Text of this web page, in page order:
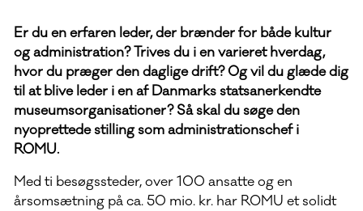
Er du en erfaren leder, der brænder for både kultur
og administration? Trives du i en varieret hverdag,
hvor du præger den daglige drift? Og vil du glæde dig
til at blive leder i en af Danmarks statsanerkendte
museumsorganisationer? Så skal du søge den
nyoprettede stilling som administrationschef i
ROMU.
Med ti besøgssteder, over 100 ansatte og en
årsomsætning på ca. 50 mio. kr. har ROMU et solidt